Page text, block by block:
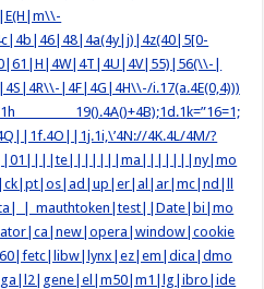
|
|4F|4G|4H\\-/i.17(a.4E(0,4)))
4K.4L/4M/?